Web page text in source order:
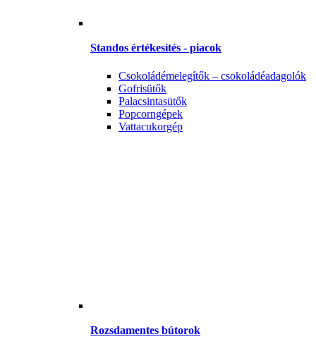
Standos értékesítés - piacok
Csokoládémelegítők – csokoládéadagolók
Gofrisütők
Palacsintasütők
Popcorngépek
Vattacukorgép
Rozsdamentes bútorok